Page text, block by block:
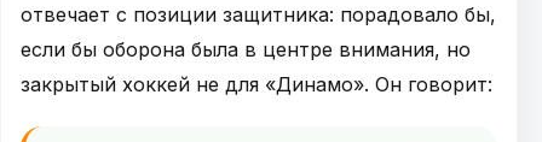
отвечает с позиции защитника: порадовало бы,
если бы оборона была в центре внимания, но
закрытый хоккей не для «Динамо». Он говорит: